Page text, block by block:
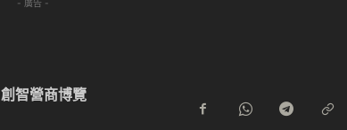
- 廣告 -
創智營商博覽